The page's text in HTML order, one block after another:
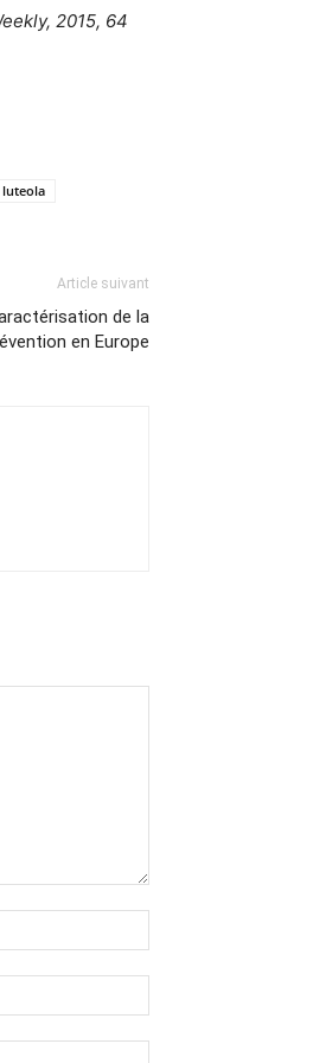
2015, 64
luteola
Article suivant
de la
en Europe